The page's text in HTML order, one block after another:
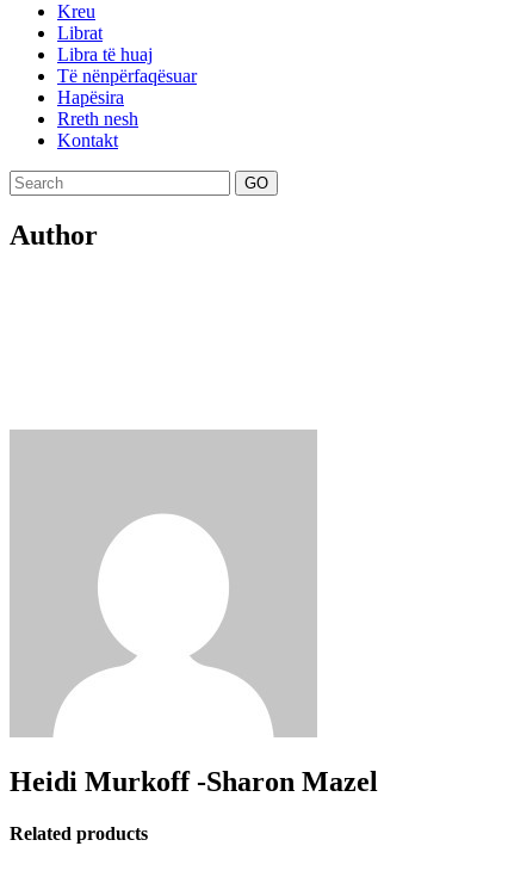
Kreu
Librat
Libra të huaj
Të nënpërfaqësuar
Hapësira
Rreth nesh
Kontakt
GO
Author
Heidi Murkoff -Sharon Mazel
Related products